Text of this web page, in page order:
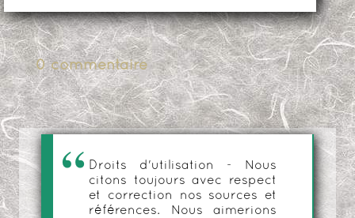
0 commentaire
Droits d'utilisation - Nous
citons toujours avec respect
et correction nos sources et
références. Nous aimerions